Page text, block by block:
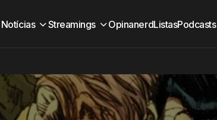
Notícias Streamings OpinanerdListasPodcasts